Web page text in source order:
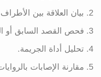
بيان العلاقة بين
فحص القصد السابق أو
تحليل أداة الجريمة.
مقارنة الإصابات